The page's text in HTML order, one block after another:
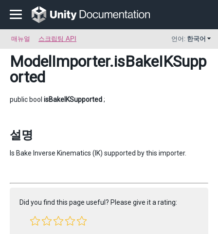
매뉴얼 스크립팅 API 언어: 한국어
ModelImporter.isBakeIKSupp
orted
public bool isBakeIKSupported;
설명
Is Bake Inverse Kinematics (IK) supported by this importer.
Did you find this page useful? Please give it a rating: